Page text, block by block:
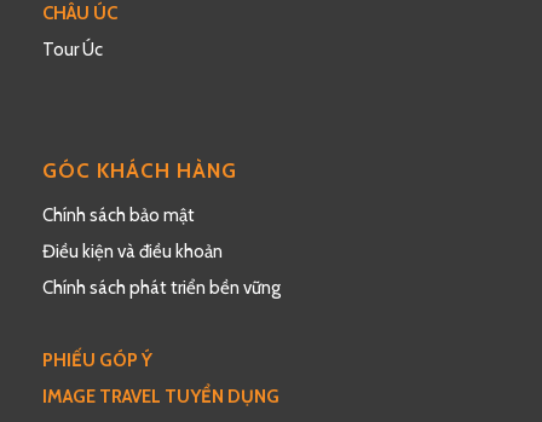
CHÂU ÚC
Tour Úc
GÓC KHÁCH HÀNG
Chính sách bảo mật
Điều kiện và điều khoản
Chính sách phát triển bền vững
PHIẾU GÓP Ý
IMAGE TRAVEL TUYỂN DỤNG